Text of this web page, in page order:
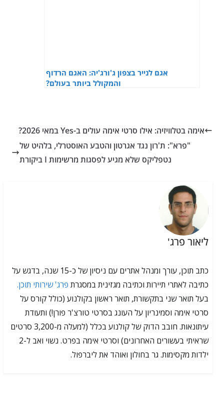
אגם לנייר בצפון ג'ורג'יה: האגם הרדוף
והמקולל ביותר בעולם?
אימה בטלוויזיה: אילו סרטי אימה עולים ב-Yes במאי 2026?
"פרא": ת'רון נגד אגרטון והטבע האוסטרלי, בלהיט של
נטפליקס שלא מגיע לפסגות מרשימות I ביקורת
ליאור פרג'
כתב תוכן, עורך ומנהל אתרים עם ניסיון של כ-15 שנה, בדגש על
כתיבה לאתרי תיירות וכתיבה מגזינית במסגרת פרג' שירותי תוכן.
בעל תואר שני בתקשורת, תואר ראשון בקולנוע (כולל קורס על
סרטי אימה וסמינריון על העונג בסרטי טורצ'ר פורן!) ותעודת
עיתונאות. חובב הדוק של קולנוע בכלל (למעלה מ-3,200 סרטים
שראיתי בעשורים האחרונים) וסרטי אימה בפרט. נשוי ואב ל-2
ילדות מקסימות. גר בחולון ואוהד את ליברפול.